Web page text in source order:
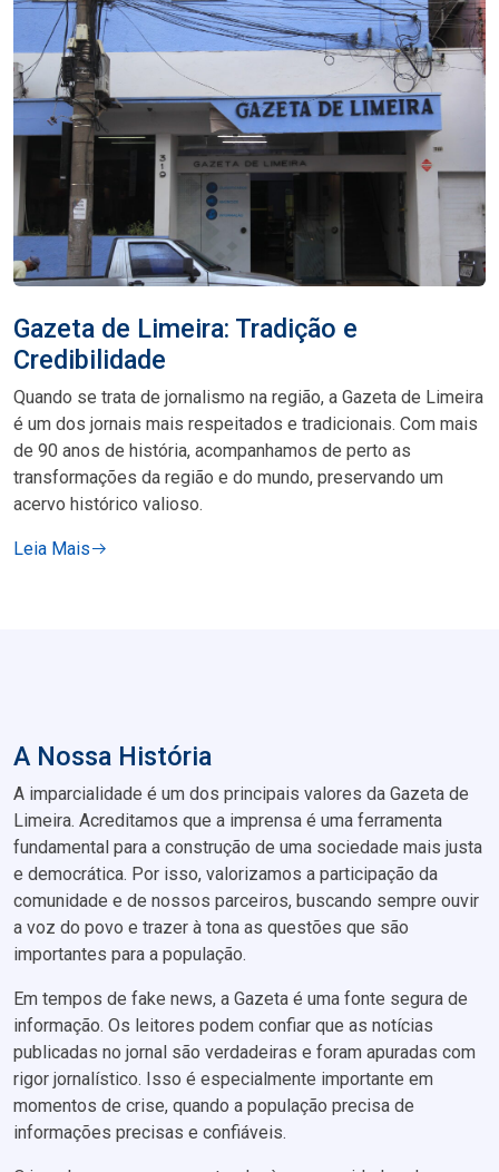
Gazeta de Limeira: Tradição e
Credibilidade
Quando se trata de jornalismo na região, a Gazeta de Limeira
é um dos jornais mais respeitados e tradicionais. Com mais
de 90 anos de história, acompanhamos de perto as
transformações da região e do mundo, preservando um
acervo histórico valioso.
Leia Mais
A Nossa História
A imparcialidade é um dos principais valores da Gazeta de
Limeira. Acreditamos que a imprensa é uma ferramenta
fundamental para a construção de uma sociedade mais justa
e democrática. Por isso, valorizamos a participação da
comunidade e de nossos parceiros, buscando sempre ouvir
a voz do povo e trazer à tona as questões que são
importantes para a população.
Em tempos de fake news, a Gazeta é uma fonte segura de
informação. Os leitores podem confiar que as notícias
publicadas no jornal são verdadeiras e foram apuradas com
rigor jornalístico. Isso é especialmente importante em
momentos de crise, quando a população precisa de
informações precisas e confiáveis.